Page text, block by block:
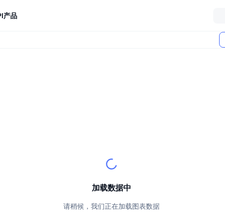
产品
加载数据中
请稍候，我们正在加载图表数据